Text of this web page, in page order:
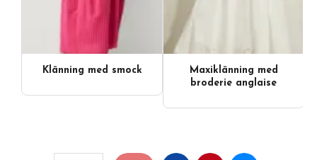
Klänning med smock
Maxiklänning med
broderie anglaise